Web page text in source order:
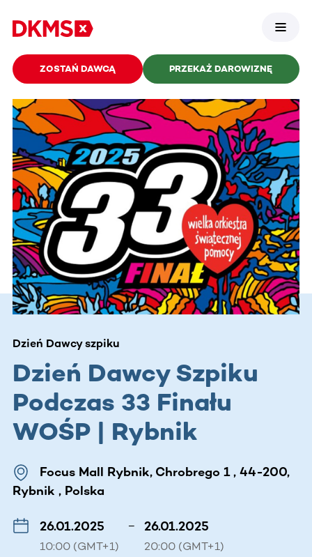
ZOSTAŃ DAWCĄ PRZEKAŻ DAROWIZNĘ
Dzień Dawcy szpiku
Dzień Dawcy Szpiku
Podczas 33 Finału
WOŚP | Rybnik
Focus Mall Rybnik, Chrobrego 1 , 44-200,
Rybnik , Polska
26.01.2025
10:00 (GMT+1)
– 26.01.2025
20:00 (GMT+1)